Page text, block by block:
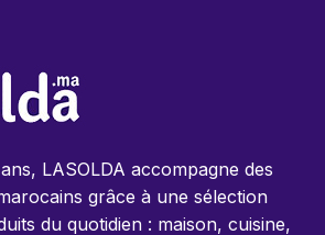
LASOLDA accompagne des
grâce à une sélection
du quotidien : maison, cuisine,